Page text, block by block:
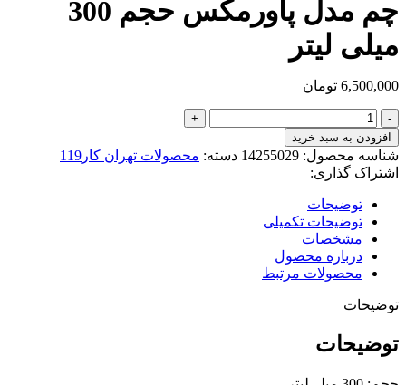
چم مدل پاورمکس حجم 300
میلی لیتر
6,500,000 تومان
مکمل
و
بهبود
دهنده
رادیاتور
بلو
چم
مدل
پاورمکس
حجم
میلی
عدد
افزودن به سبد خرید
شناسه محصول: 14255029 دسته: محصولات تهران کار119
اشتراک گذاری:
توضیحات
توضیحات تکمیلی
مشخصات
درباره محصول
محصولات مرتبط
توضیحات
توضیحات